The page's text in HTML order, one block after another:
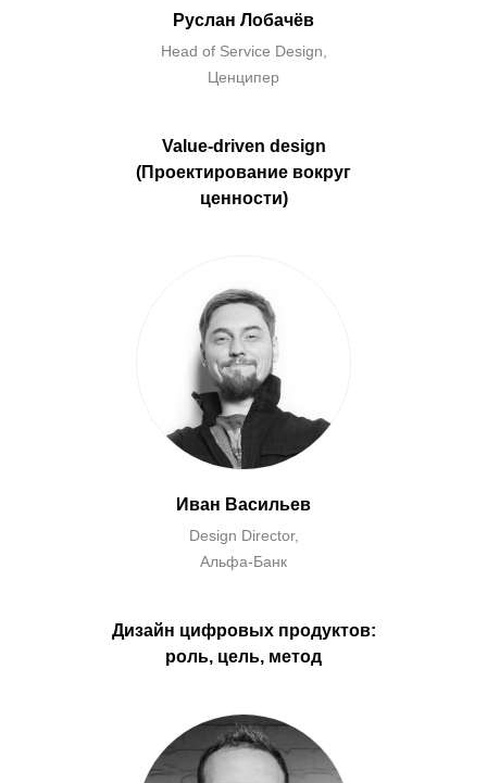
Руслан Лобачёв
Head of Service Design,
Ценципер
Value-driven design
(Проектирование вокруг
ценности)
Иван Васильев
Design Director,
Альфа-Банк
Дизайн цифровых продуктов:
роль, цель, метод